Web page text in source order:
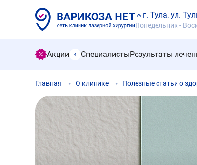
г. Тула, ул.
Понедельник -
Акции 4 СпециалистыРезультаты
Главная О клинике Полезные статьи о